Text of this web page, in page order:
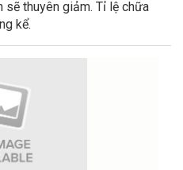
sẽ thuyên giảm. Tỉ lệ chữa
kể.